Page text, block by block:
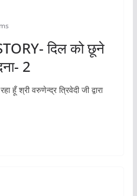
दिल को छूने
2
श्री वरुणेन्द्र त्रिवेदी जी द्वारा